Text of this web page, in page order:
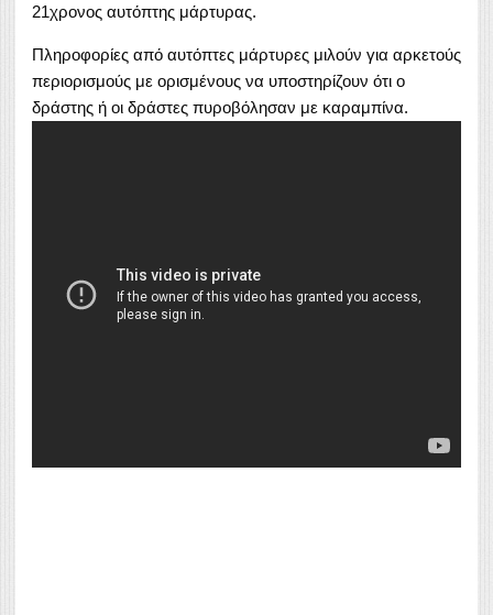
21χρονος αυτόπτης μάρτυρας.
Πληροφορίες από αυτόπτες μάρτυρες μιλούν για αρκετούς
περιορισμούς με ορισμένους να υποστηρίζουν ότι ο
δράστης ή οι δράστες πυροβόλησαν με καραμπίνα.